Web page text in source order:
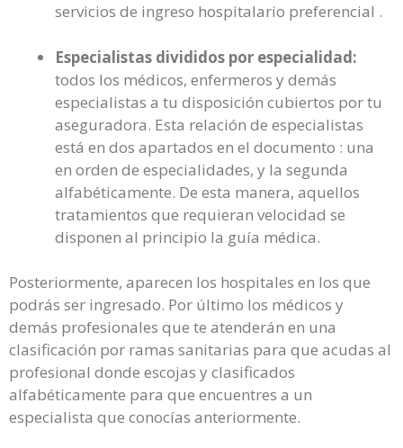
servicios de ingreso hospitalario preferencial .
Especialistas divididos por especialidad:
todos los médicos, enfermeros y demás
especialistas a tu disposición cubiertos por tu
aseguradora. Esta relación de especialistas
está en dos apartados en el documento : una
en orden de especialidades, y la segunda
alfabéticamente. De esta manera, aquellos
tratamientos que requieran velocidad se
disponen al principio la guía médica.
Posteriormente, aparecen los hospitales en los que
podrás ser ingresado. Por último los médicos y
demás profesionales que te atenderán en una
clasificación por ramas sanitarias para que acudas al
profesional donde escojas y clasificados
alfabéticamente para que encuentres a un
especialista que conocías anteriormente.